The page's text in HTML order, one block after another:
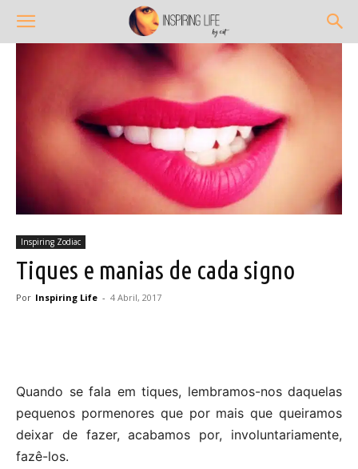
Inspiring Zodiac
Tiques e manias de cada signo
Por Inspiring Life - 4 Abril, 2017
Quando se fala em tiques, lembramos-nos daquelas
pequenos pormenores que por mais que queiramos
deixar de fazer, acabamos por, involuntariamente,
fazê-los.